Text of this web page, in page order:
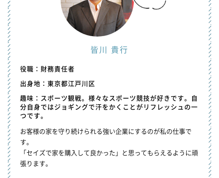
皆川 貴行
役職：財務責任者
出身地：東京都江戸川区
趣味：スポーツ観戦。様々なスポーツ競技が好きです。自
分自身ではジョギングで汗をかくことがリフレッシュの一
つです。
お客様の家を守り続けられる強い企業にするのが私の仕事で
す。
「セイズで家を購入して良かった」と思ってもらえるように頑
張ります。